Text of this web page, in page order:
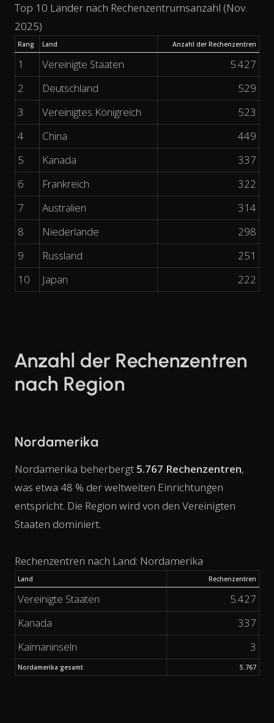
Top 10 Länder nach Rechenzentrumsanzahl (Nov.
2025)
Rang Land Anzahl der Rechenzentren
1 Vereinigte Staaten
5.427
2
Deutschland
529
3
Vereinigtes Königreich
523
4
China
449
5
Kanada
337
6
Frankreich
322
7
Australien
314
8
Niederlande
298
9
Russland
251
10
Japan 222
Anzahl der Rechenzentren
nach Region
Nordamerika
Nordamerika beherbergt 5.767 Rechenzentren,
was etwa 48 % der weltweiten Einrichtungen
entspricht. Die Region wird von den Vereinigten
Staaten dominiert.
Rechenzentren nach Land: Nordamerika
Land Rechenzentren
Vereinigte Staaten
5.427
Kanada
337
Kaimaninseln
3
Nordamerika gesamt 5.767